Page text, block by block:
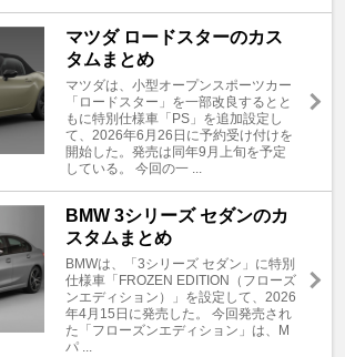
マツダ ロードスターのカス
タムまとめ
マツダは、小型オープンスポーツカー
「ロードスター」を一部改良するとと
もに特別仕様車「PS」を追加設定し
て、2026年6月26日に予約受け付けを
開始した。発売は同年9月上旬を予定
している。 今回の一 ...
BMW 3シリーズ セダンのカ
スタムまとめ
BMWは、「3シリーズ セダン」に特別
仕様車「FROZEN EDITION（フローズ
ンエディション）」を設定して、2026
年4月15日に発売した。 今回発売され
た「フローズンエディション」は、M
パ ...